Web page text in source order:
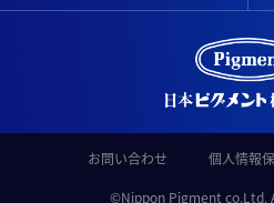
お問い合わせ 個人情報
©Nippon Pigment co.Ltd.